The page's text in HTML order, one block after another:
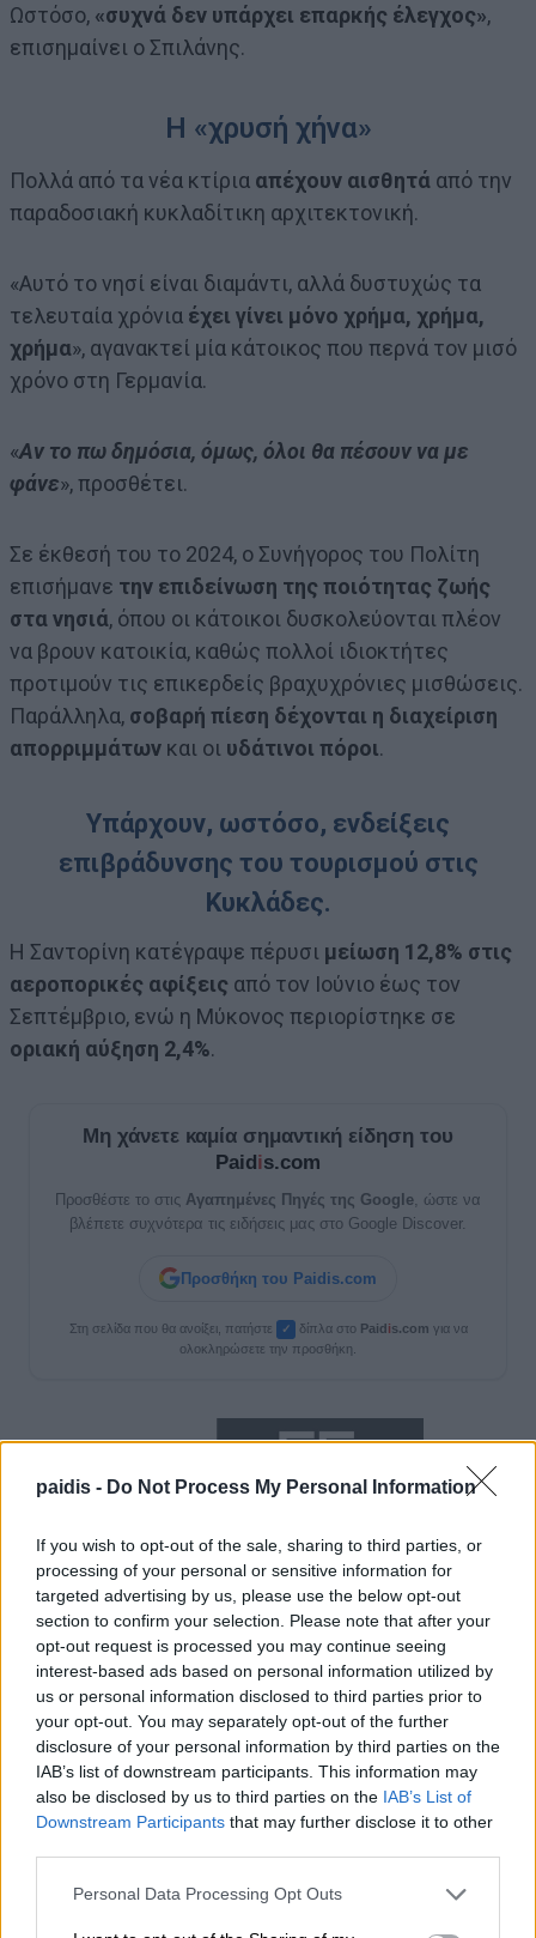
paidis - Do Not Process My Personal Information
If you wish to opt-out of the sale, sharing to third parties, or
processing of your personal or sensitive information for
targeted advertising by us, please use the below opt-out
section to confirm your selection. Please note that after your
opt-out request is processed you may continue seeing
interest-based ads based on personal information utilized by
us or personal information disclosed to third parties prior to
your opt-out. You may separately opt-out of the further
disclosure of your personal information by third parties on the
IAB’s list of downstream participants. This information may
also be disclosed by us to third parties on the IAB’s List of
Downstream Participants that may further disclose it to other
Personal Data Processing Opt Outs
Ωστόσο, «συχνά δεν υπάρχει επαρκής έλεγχος»,
επισημαίνει ο Σπιλάνης.
Η «χρυσή χήνα»
Πολλά από τα νέα κτίρια απέχουν αισθητά από την
παραδοσιακή κυκλαδίτικη αρχιτεκτονική.
«Αυτό το νησί είναι διαμάντι, αλλά δυστυχώς τα
τελευταία χρόνια έχει γίνει μόνο χρήμα, χρήμα,
χρήμα», αγανακτεί μία κάτοικος που περνά τον μισό
χρόνο στη Γερμανία.
«Αν το πω δημόσια, όμως, όλοι θα πέσουν να με
φάνε», προσθέτει.
Σε έκθεσή του το 2024, ο Συνήγορος του Πολίτη
επισήμανε την επιδείνωση της ποιότητας ζωής
στα νησιά, όπου οι κάτοικοι δυσκολεύονται πλέον
να βρουν κατοικία, καθώς πολλοί ιδιοκτήτες
προτιμούν τις επικερδείς βραχυχρόνιες μισθώσεις.
Παράλληλα, σοβαρή πίεση δέχονται η διαχείριση
απορριμμάτων και οι υδάτινοι πόροι.
Υπάρχουν, ωστόσο, ενδείξεις
επιβράδυνσης του τουρισμού στις
Κυκλάδες.
Η Σαντορίνη κατέγραψε πέρυσι μείωση 12,8% στις
αεροπορικές αφίξεις από τον Ιούνιο έως τον
Σεπτέμβριο, ενώ η Μύκονος περιορίστηκε σε
οριακή αύξηση 2,4%.
Μη χάνετε καμία σημαντική είδηση του
Paidis.com
Προσθέστε το στις Αγαπημένες Πηγές της Google , ώστε να
βλέπετε συχνότερα τις ειδήσεις μας στο Google Discover.
Προσθήκη του Paidis.com
Στη σελίδα που θα ανοίξει, πατήστε ✓ δίπλα στο Paidis.com για να
ολοκληρώσετε την προσθήκη.
Προσοχή!Επιτρέπεται η αναδημοσίευση των πληροφοριών του παραπάνω
άρθρου ή μέρους αυτών μόνο αν αναφέρεται ως πηγή τοhttps://paidis.com/
και υπάρχει ενεργός σύνδεσμος.